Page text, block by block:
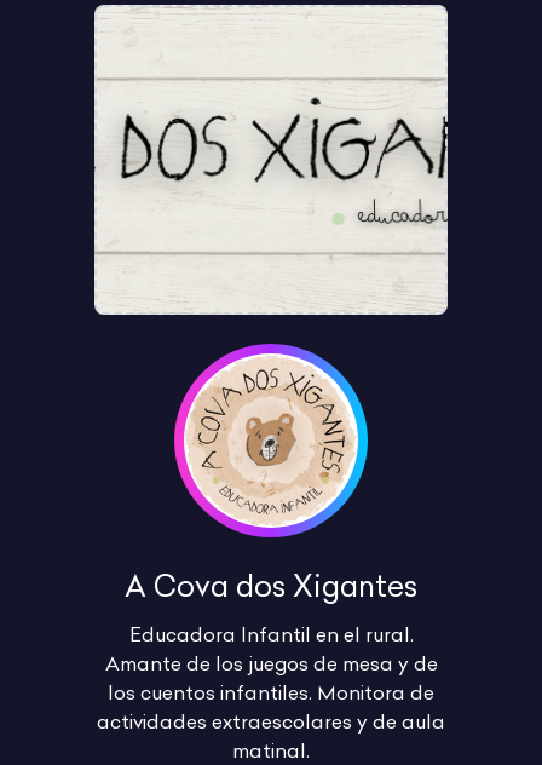
A Cova dos Xigantes
Educadora Infantil en el rural.
Amante de los juegos de mesa y de
los cuentos infantiles. Monitora de
actividades extraescolares y de aula
matinal.